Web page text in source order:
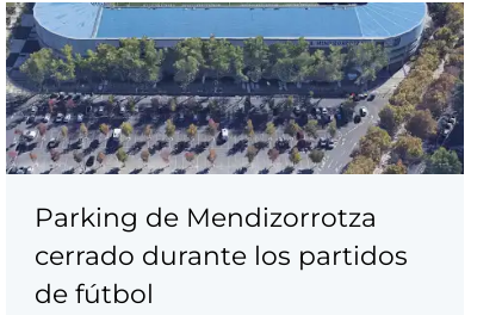
Parking de Mendizorrotza
cerrado durante los partidos
de fútbol